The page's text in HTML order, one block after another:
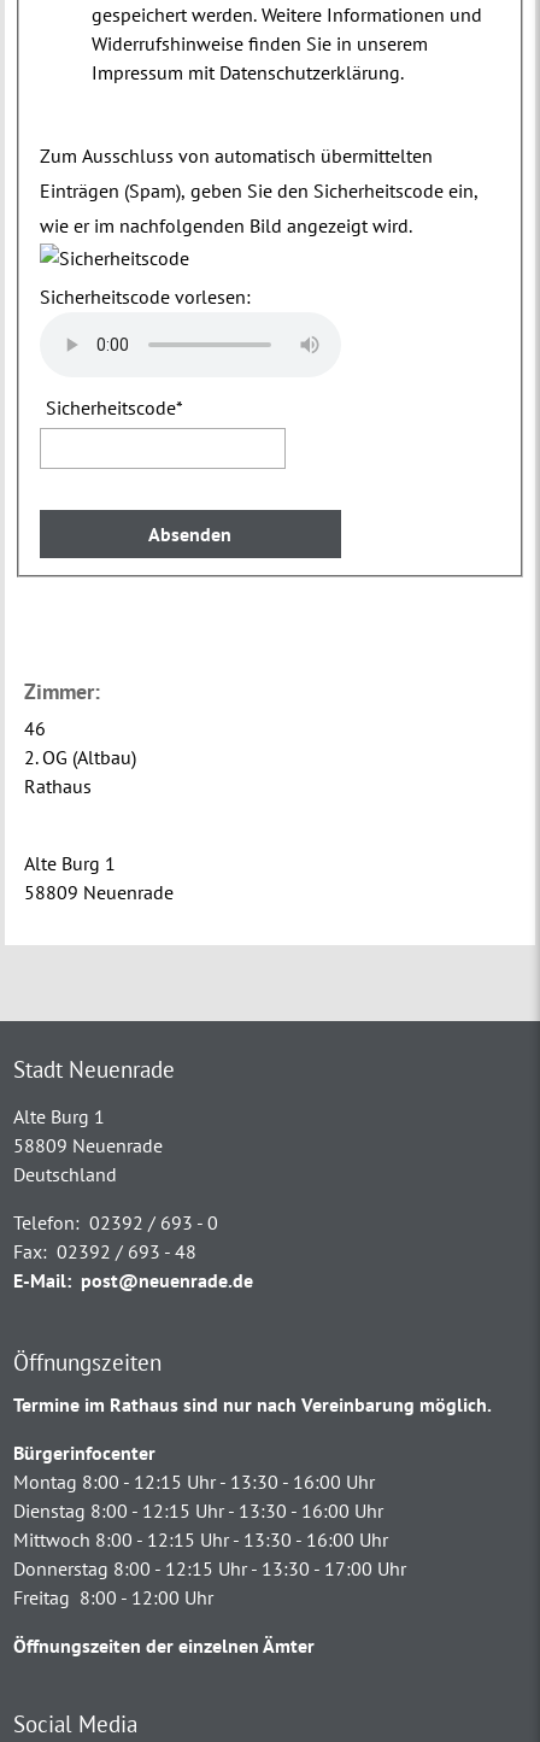
gespeichert werden. Weitere Informationen und
Widerrufshinweise finden Sie in unserem
Impressum mit Datenschutzerklärung.
Zum Ausschluss von automatisch übermittelten
Einträgen (Spam), geben Sie den Sicherheitscode ein,
wie er im nachfolgenden Bild angezeigt wird.
Sicherheitscode vorlesen:
Sicherheitscode*
Zimmer:
46
2. OG (Altbau)
Rathaus
Alte Burg 1
58809 Neuenrade
Stadt Neuenrade
Alte Burg 1
58809 Neuenrade
Deutschland
Telefon: 02392 / 693 - 0
Fax: 02392 / 693 - 48
E-Mail: post@neuenrade.de
Öffnungszeiten
Termine im Rathaus sind nur nach Vereinbarung möglich.
Bürgerinfocenter
Montag 8:00 - 12:15 Uhr - 13:30 - 16:00 Uhr
Dienstag 8:00 - 12:15 Uhr - 13:30 - 16:00 Uhr
Mittwoch 8:00 - 12:15 Uhr - 13:30 - 16:00 Uhr
Donnerstag 8:00 - 12:15 Uhr - 13:30 - 17:00 Uhr
Freitag 8:00 - 12:00 Uhr
Öffnungszeiten der einzelnen Ämter
Social Media